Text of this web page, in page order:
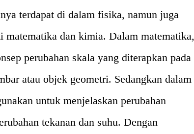
terdapat di dalam fisika, namun juga
matematika dan kimia. Dalam matematika,
perubahan skala yang diterapkan pada
atau objek geometri. Sedangkan dalam
untuk menjelaskan perubahan
tekanan dan suhu. Dengan